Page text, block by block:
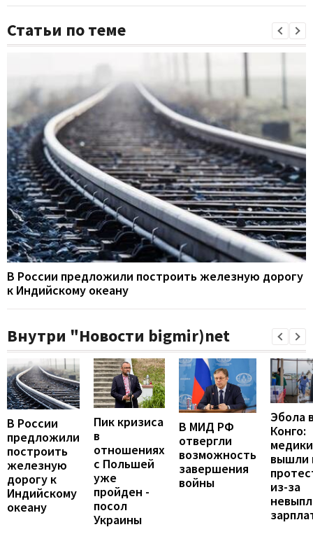
Статьи по теме
В России предложили построить железную дорогу
к Индийскому океану
Внутри "Новости bigmir)net
В России
предложили
построить
железную
дорогу к
Индийскому
океану
Пик кризиса
в
отношениях
с Польшей
уже
пройден -
посол
Украины
В МИД РФ
отвергли
возможность
завершения
войны
Эбола
Конго:
медики
вышли
из-за